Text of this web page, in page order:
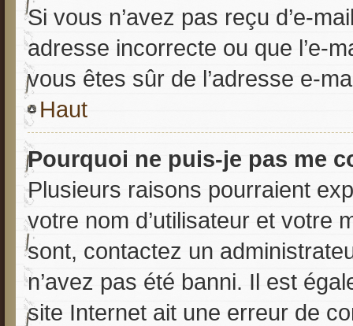
Si vous n’avez pas reçu d’e-
adresse incorrecte ou que l’e-
vous êtes sûr de l’adresse e-
Haut
Pourquoi ne puis-je pas me
Plusieurs raisons pourraient
votre nom d’utilisateur et votre
sont, contactez un
n’avez pas été banni. Il est
site Internet ait une erreur de